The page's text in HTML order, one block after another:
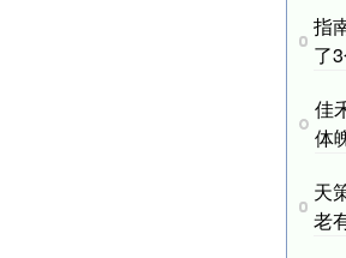
指
了
佳
体
天
老